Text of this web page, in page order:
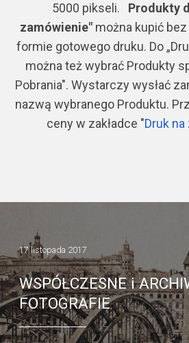
5000 pikseli. Produkty
zamówienie"można kupić bez
formie gotowego druku. Do
można też wybrać Produkty
Pobrania". Wystarczy wysłać
nazwą wybranego Produktu.
ceny w zakładce "Druk
17 listopada 2017
WSPÓŁCZESNE i
FOTOGRAFIE